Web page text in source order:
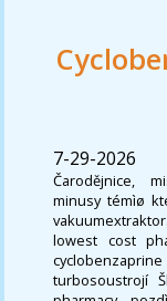
7-29-2026
Čarodějnice,
minusy témìø
lowest cost
cyclobenzaprine
turbosoustrojí